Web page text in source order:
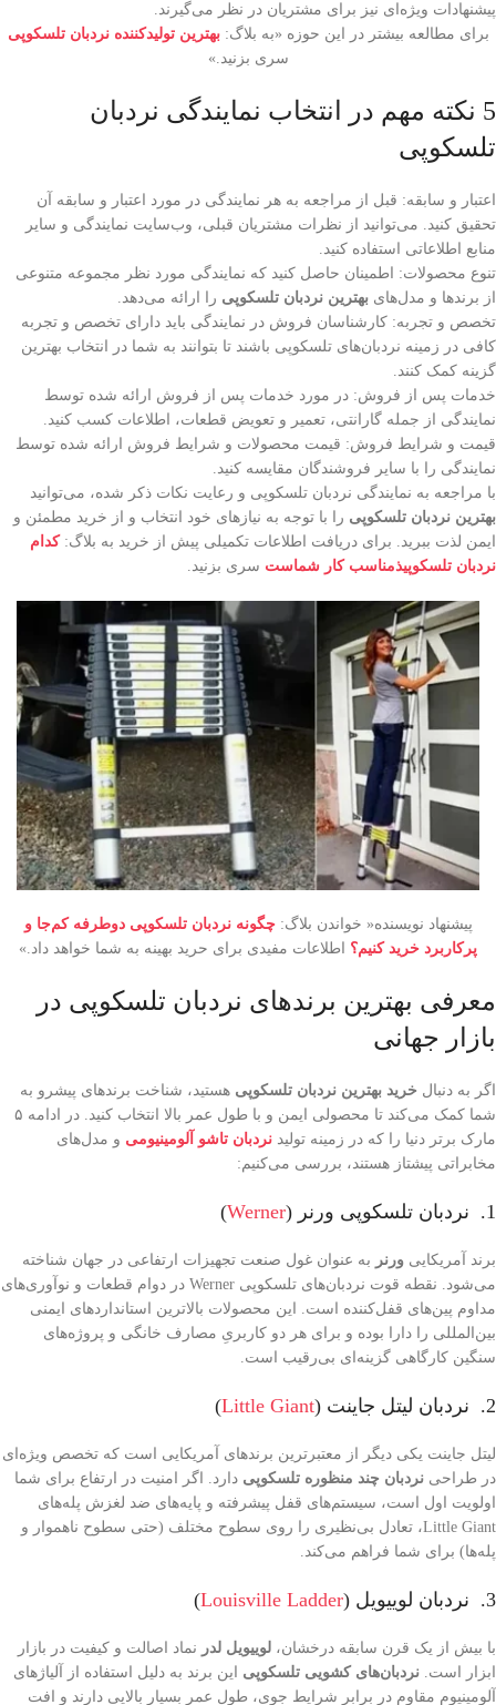
پیشنهادات ویژه‌ای نیز برای مشتریان در نظر می‌گیرند.
برای مطالعه بیشتر در این حوزه «به بلاگ:بهترین تولیدکننده نردبان تلسکوپی
سری بزنید.»
5 نکته مهم در انتخاب نمایندگی نردبان
تلسکوپی
اعتبار و سابقه: قبل از مراجعه به هر نمایندگی در مورد اعتبار و سابقه آن
تحقیق کنید. می‌توانید از نظرات مشتریان قبلی، وب‌سایت نمایندگی و سایر
منابع اطلاعاتی استفاده کنید.
تنوع محصولات: اطمینان حاصل کنید که نمایندگی مورد نظر مجموعه متنوعی
از برندها و مدل‌های بهترین نردبان تلسکوپی را ارائه می‌دهد.
تخصص و تجربه: کارشناسان فروش در نمایندگی باید دارای تخصص و تجربه
کافی در زمینه نردبان‌های تلسکوپی باشند تا بتوانند به شما در انتخاب بهترین
گزینه کمک کنند.
خدمات پس از فروش: در مورد خدمات پس از فروش ارائه شده توسط
نمایندگی از جمله گارانتی، تعمیر و تعویض قطعات، اطلاعات کسب کنید.
قیمت و شرایط فروش: قیمت محصولات و شرایط فروش ارائه شده توسط
نمایندگی را با سایر فروشندگان مقایسه کنید.
با مراجعه به نمایندگی نردبان تلسکوپی و رعایت نکات ذکر شده، می‌توانید
بهترین نردبان تلسکوپی را با توجه به نیازهای خود انتخاب و از خرید مطمئن و
ایمن لذت ببرید. برای دریافت اطلاعات تکمیلی پیش از خرید به بلاگ:کدام
نردبان تلسکوپیذمناسب کار شماست سری بزنید.
پیشنهاد نویسنده« خواندن بلاگ:چگونه نردبان تلسکوپی دوطرفه کم‌جا و
پرکاربرد خرید کنیم؟ اطلاعات مفیدی برای حرید بهینه به شما خواهد داد.»
معرفی بهترین برندهای نردبان تلسکوپی در
بازار جهانی
اگر به دنبال خرید بهترین نردبان تلسکوپی هستید، شناخت برندهای پیشرو به
شما کمک می‌کند تا محصولی ایمن و با طول عمر بالا انتخاب کنید. در ادامه ۵
مارک برتر دنیا را که در زمینه تولید نردبان تاشو آلومینیومی و مدل‌های
مخابراتی پیشتاز هستند، بررسی می‌کنیم:
1. نردبان تلسکوپی ورنر ( Werner
)
برند آمریکایی ورنر به عنوان غول صنعت تجهیزات ارتفاعی در جهان شناخته
می‌شود. نقطه قوت نردبان‌های تلسکوپی Werner در دوام قطعات و نوآوری‌های
مداوم پین‌های قفل‌کننده است. این محصولات بالاترین استانداردهای ایمنی
بین‌المللی را دارا بوده و برای هر دو کاربریِ مصارف خانگی و پروژه‌های
سنگین کارگاهی گزینه‌ای بی‌رقیب است.
2. نردبان لیتل جاینت ( Little Giant
)
لیتل جاینت یکی دیگر از معتبرترین برندهای آمریکایی است که تخصص ویژه‌ای
در طراحی نردبان چند منظوره تلسکوپی دارد. اگر امنیت در ارتفاع برای شما
اولویت اول است، سیستم‌های قفل پیشرفته و پایه‌های ضد لغزش پله‌های
Little Giant، تعادل بی‌نظیری را روی سطوح مختلف (حتی سطوح ناهموار و
پله‌ها) برای شما فراهم می‌کند.
3. نردبان لوییویل ( Louisville Ladder
)
با بیش از یک قرن سابقه درخشان، لوییویل لدر نماد اصالت و کیفیت در بازار
ابزار است. نردبان‌های کشویی تلسکوپی این برند به دلیل استفاده از آلیاژهای
آلومینیوم مقاوم در برابر شرایط جوی، طول عمر بسیار بالایی دارند و افت